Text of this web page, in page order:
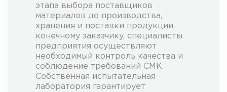
этапа выбора поставщиков
материалов до производства,
хранения и поставки продукции
конечному заказчику, специалисты
предприятия осуществляют
необходимый контроль качества и
соблюдение требований СМК.
Собственная испытательная
лаборатория гарантирует